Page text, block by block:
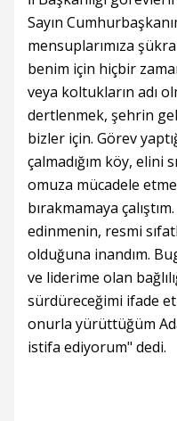
Sayın
mensuplarımıza
benim için hiçbir
veya koltukların adı
dertlenmek, şehrin
bizler için. Görev
çalmadığım köy, elini
omuza mücadele
bırakmamaya
edinmenin, resmi
olduğuna inandım.
ve liderime olan
sürdüreceğimi ifade
onurla yürüttüğüm
istifa ediyorum" dedi.